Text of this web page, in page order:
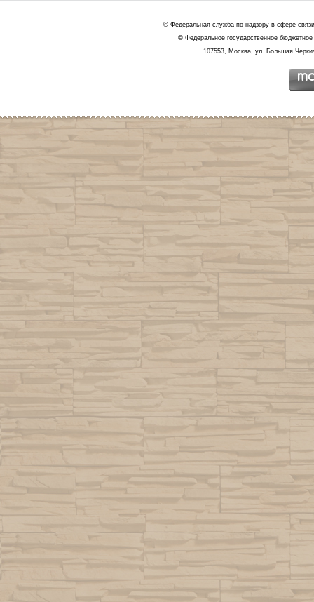
© Федеральная служба по надзору в сфере
© Федеральное государственное
107553, Москва, ул. Большая